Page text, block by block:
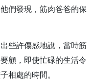
們發現，筋肉爸爸的保
些許傷感地說，當時筋
顧，即使忙碌的生活令
相處的時間。